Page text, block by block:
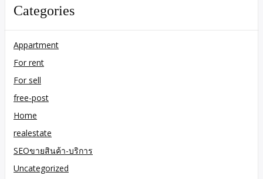
Categories
Appartment
For rent
For sell
free-post
Home
realestate
SEOขายสินค้า-บริการ
Uncategorized